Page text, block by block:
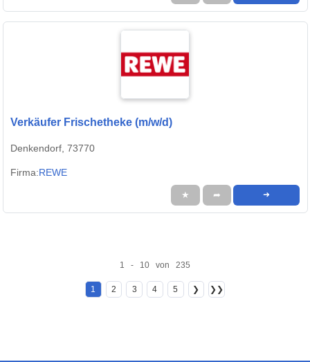
Verkäufer Frischetheke (m/w/d)
Denkendorf, 73770
Firma:REWE
★ ➦ ➜
1 - 10 von 235
1 2 3 4 5 ❯ ❯❯